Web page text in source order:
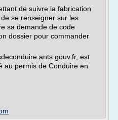
de suivre la fabrication
se renseigner sur les
sa demande de code
dossier pour commander
est
au permis de Conduire en